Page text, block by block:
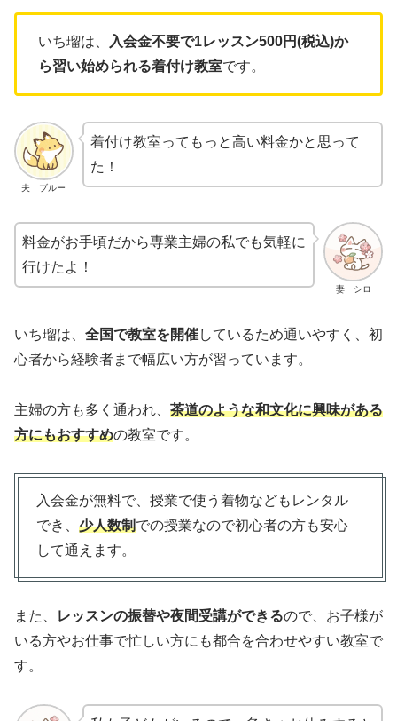
いち瑠は、
入会金不要で1レッスン500円(税込)か
ら習い始められる着付け教室です。
夫 ブルー
着付け教室ってもっと高い料金かと思って
た！
妻 シロ
料金がお手頃だから専業主婦の私でも気軽に
行けたよ！
いち瑠は、 全国で教室を開催しているため通いやすく、初
心者から経験者まで幅広い方が習っています。
主婦の方も多く通われ、 茶道のような和文化に興味がある
方にもおすすめの教室です。
入会金が無料で、授業で使う着物などもレンタル
でき、 少人数制での授業なので初心者の方も安心
して通えます。
また、 レッスンの振替や夜間受講ができるので、お子様が
いる方やお仕事で忙しい方にも都合を合わせやすい教室で
す。